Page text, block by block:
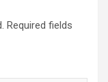
Required fields